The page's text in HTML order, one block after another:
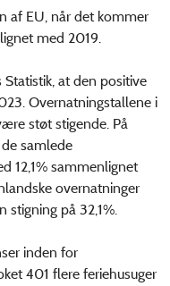
af EU, når det kommer
med 2019.
at den positive
Overnatningstallene i
støt stigende. På
samlede
12,1% sammenlignet
overnatninger
stigning på 32,1%.
inden for
401 flere feriehusuger